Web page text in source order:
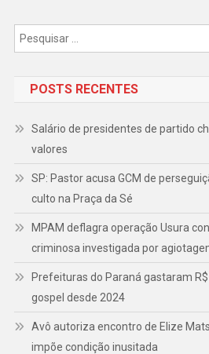
POSTS RECENTES
Salário de presidentes de partido
valores
SP: Pastor acusa GCM de
culto na Praça da Sé
MPAM deflagra operação Usura
criminosa investigada por
Prefeituras do Paraná gastaram
gospel desde 2024
Avô autoriza encontro de Elize
impõe condição inusitada